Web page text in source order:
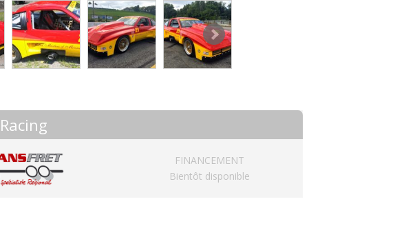
FINANCEMENT
Bientôt disponible